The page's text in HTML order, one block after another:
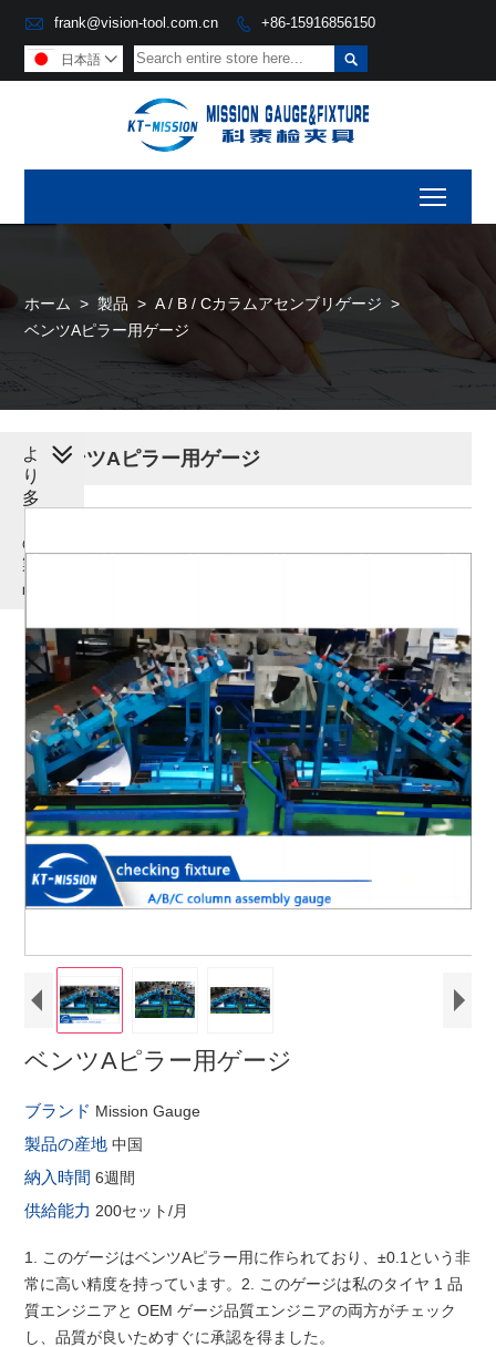
 frank@vision-tool.com.cn  +86-15916856150

日本語 
ホーム > 製品 > A / B / Cカラムアセンブリゲージ >
ベンツAピラー用ゲージ
ベンツAピラー用ゲージ
ベンツAピラー用ゲージ
ブランド Mission Gauge
製品の産地中国
納入時間6週間
供給能力 200セット/月
1. このゲージはベンツAピラー用に作られており、±0.1という非
常に高い精度を持っています。2. このゲージは私のタイヤ 1 品
質エンジニアと OEM ゲージ品質エンジニアの両方がチェック
し、品質が良いためすぐに承認を得ました。
よ
り
多
の
製
品